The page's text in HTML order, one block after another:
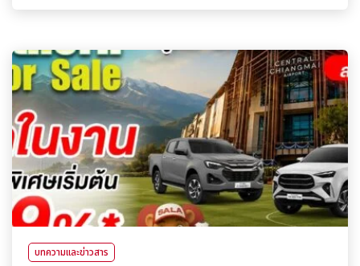
บทความและข่าวสาร